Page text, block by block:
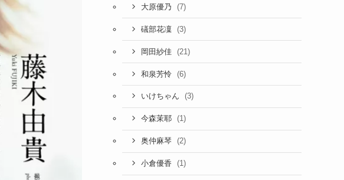
大原優乃 (7)
礒部花凜 (3)
岡田紗佳 (21)
和泉芳怜 (6)
いけちゃん (3)
今森茉耶 (1)
奥仲麻琴 (2)
小倉優香 (1)